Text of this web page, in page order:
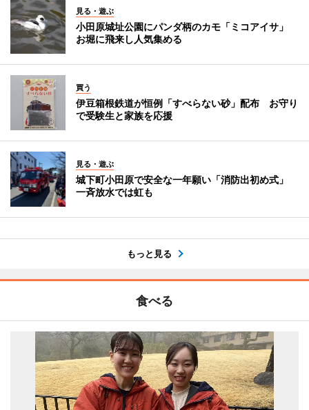
見る・遊ぶ
小田原城址公園にパンダ柄のカモ「ミコアイサ」
お堀に飛来し人気集める
買う
伊豆箱根鉄道が恒例「すべらない砂」配布 お守り
で受験生と家族を応援
見る・遊ぶ
城下町小田原で安全な一年願い「消防出初め式」
一斉放水では虹も
もっと見る
食べる